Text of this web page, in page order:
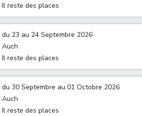
Il reste des places
du 23 au 24 Septembre 2026
Auch
Il reste des places
du 30 Septembre au 01 Octobre 2026
Auch
Il reste des places